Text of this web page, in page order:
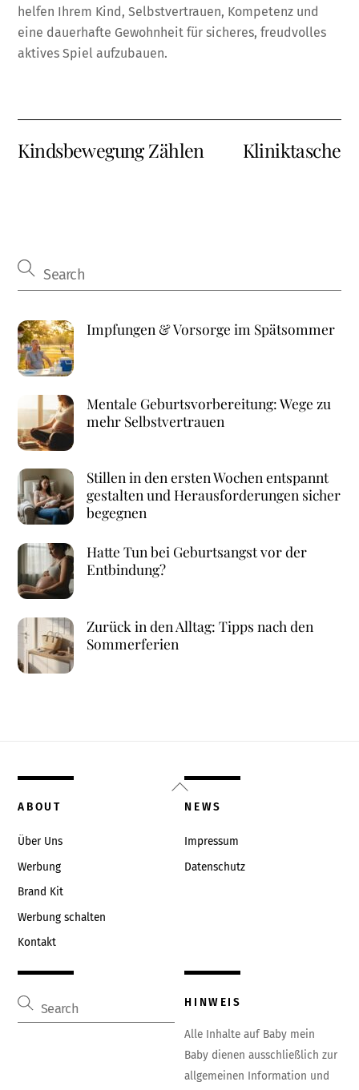
helfen Ihrem Kind, Selbstvertrauen, Kompetenz und
eine dauerhafte Gewohnheit für sicheres, freudvolles
aktives Spiel aufzubauen.
Kindsbewegung Zählen Kliniktasche
Impfungen & Vorsorge im Spätsommer
Mentale Geburtsvorbereitung: Wege zu
mehr Selbstvertrauen
Stillen in den ersten Wochen entspannt
gestalten und Herausforderungen sicher
begegnen
Hatte Tun bei Geburtsangst vor der
Entbindung?
Zurück in den Alltag: Tipps nach den
Sommerferien
Back
To
ABOUT
Über Uns
Werbung
Brand Kit
Werbung schalten
Kontakt
NEWS
Impressum
Datenschutz
HINWEIS
Alle Inhalte auf Baby mein
Baby dienen ausschließlich zur
allgemeinen Information und